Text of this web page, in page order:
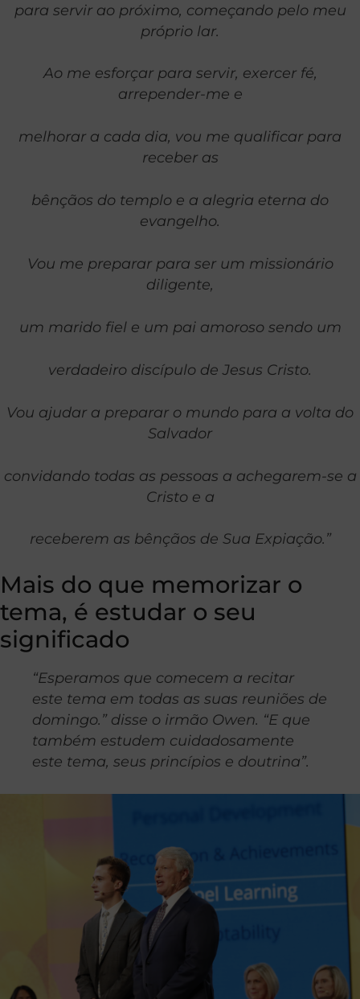
para servir ao próximo, começando pelo meu
próprio lar.
Ao me esforçar para servir, exercer fé,
arrepender-me e
melhorar a cada dia, vou me qualificar para
receber as
bênçãos do templo e a alegria eterna do
evangelho.
Vou me preparar para ser um missionário
diligente,
um marido fiel e um pai amoroso sendo um
verdadeiro discípulo de Jesus Cristo.
Vou ajudar a preparar o mundo para a volta do
Salvador
convidando todas as pessoas a achegarem-se a
Cristo e a
receberem as bênçãos de Sua Expiação.”
Mais do que memorizar o
tema, é estudar o seu
significado
“Esperamos que comecem a recitar
este tema em todas as suas reuniões de
domingo.” disse o irmão Owen. “E que
também estudem cuidadosamente
este tema, seus princípios e doutrina”.